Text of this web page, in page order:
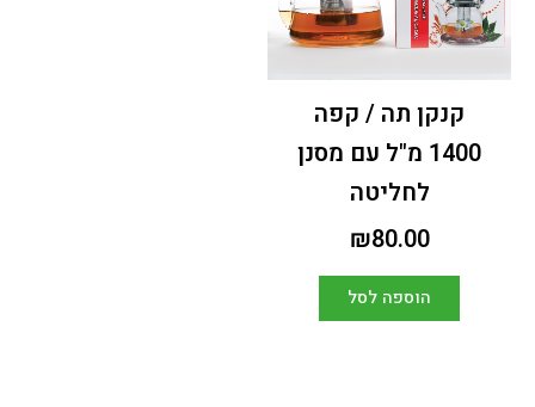
קנקן תה / קפה
1400 מ"ל עם מסנן
לחליטה
₪80.00
הוספה לסל